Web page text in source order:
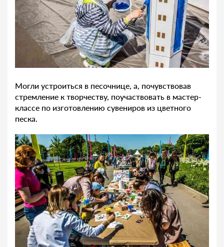
Могли устроиться в песочнице, а, почувствовав
стремление к творчеству, поучаствовать в мастер-
классе по изготовлению сувениров из цветного
песка.